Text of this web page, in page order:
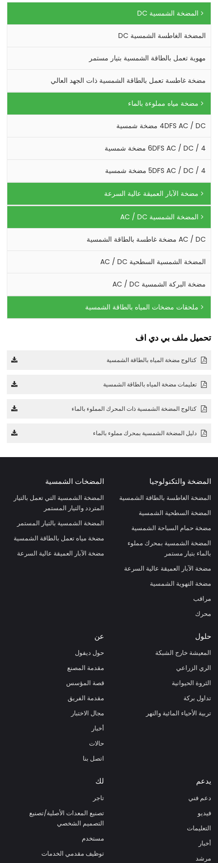
المضخة الشمسية DC
المضخة الغاطسة الشمسية DC
مهوية تعمل بالطاقة الشمسية بتيار مستمر
مضخة غاطسة تعمل بالطاقة الشمسية ذات الجهد العالي
مضخة مياه مملوءة بالماء
4DFS AC / DC مضخة شمسية
4 / 6DFS AC / DC مضخة شمسية
4 / 5DFS AC / DC مضخة شمسية
مضخة الآبار العميقة عالية السرعة
المضخة الشمسية AC / DC
AC / DC مضخة غاطسة بالطاقة الشمسية
المضخة الشمسية السطحية AC / DC
مضخة البركة الشمسية AC / DC
ملحقات مضخات المياه بالطاقة الشمسية
تحميل ملف بي دي اف
كتالوج مضخة المياه بالطاقة الشمسية
تعليمات مضخة المياه بالطاقة الشمسية
كتالوج المضخة الشمسية ذات المحرك المملوء بالماء
دليل المضخة الشمسية بمحرك مملوء بالماء
المضخة والتكنولوجيا
المضخة الغاطسة بالطاقة الشمسية
المضخة السطحية الشمسية
مضخة حمام السباحة الشمسية
المضخة الشمسية بمحرك مملوء
بالماء بتيار مستمر
مضخة الآبار العميقة عالية السرعة
مضخة التهوية الشمسية
مراقب
محرك
المضخات الشمسية
المضخة الشمسية التي تعمل بالتيار
المتردد والتيار المستمر
المضخة الشمسية بالتيار المستمر
مضخة مياه تعمل بالطاقة الشمسية
مضخة الآبار العميقة عالية السرعة
حلول
المعيشة خارج الشبكة
الري الزراعي
الثروة الحيوانية
تداول بركة
تربية الأحياء المائية والنهر
عن
حول ديفول
مقدمة المصنع
قصة المؤسس
مقدمة الفريق
مجال الاختبار
أخبار
حالات
اتصل بنا
يدعم
دعم فني
فيديو
التعليمات
أخبار
مرشد
لك
تاجر
تصنيع المعدات الأصلية/تصنيع
التصميم الشخصي
مستخدم
توظيف مقدمي الخدمات